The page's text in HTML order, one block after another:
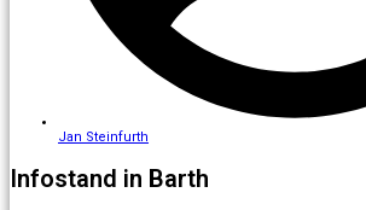
Jan Steinfurth
Infostand in Barth